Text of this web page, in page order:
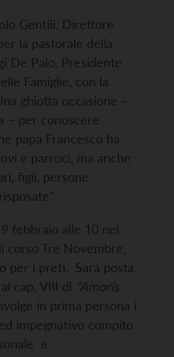
Gentili, Direttore
la pastorale della
De Palo, Presidente
Famiglie, con la
ghiotta occasione –
– per conoscere
papa Francesco ha
e parroci, ma anche
figli, persone
febbraio alle 10 nel
corso Tre Novembre,
per i preti. Sarà posta
cap. VIII di “Amoris
in prima persona i
impegnativo compito
e